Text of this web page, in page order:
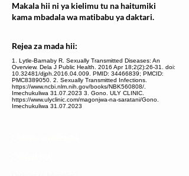
Makala hii ni ya kielimu tu na haitumiki
kama mbadala wa matibabu ya daktari.
Rejea za mada hii:
1. Lytle-Barnaby R. Sexually Transmitted Diseases: An
Overview. Dela J Public Health. 2016 Apr 18;2(2):26-31. doi:
10.32481/djph.2016.04.009. PMID: 34466839; PMCID:
PMC8389050. 2. Sexually Transmitted Infections.
https://www.ncbi.nlm.nih.gov/books/NBK560808/.
Imechukuliwa 31.07.2023 3. Gono. ULY CLINIC.
https://www.ulyclinic.com/magonjwa-na-saratani/Gono.
Imechukuliwa 31.07.2023